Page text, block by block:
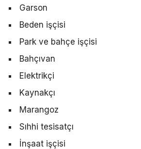
Garson
Beden işçisi
Park ve bahçe işçisi
Bahçıvan
Elektrikçi
Kaynakçı
Marangoz
Sıhhi tesisatçı
İnşaat işçisi